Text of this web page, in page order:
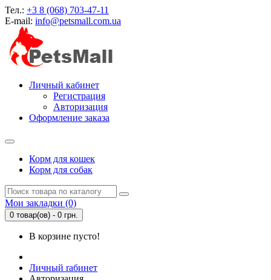
Тел.: +3 8 (068) 703-47-11
E-mail: info@petsmall.com.ua
Личный кабинет
Регистрация
Авторизация
Оформление заказа
Корм для кошек
Корм для собак
Мои закладки (0)
0 товар(ов) - 0 грн.
В корзине пусто!
Личный rабинет